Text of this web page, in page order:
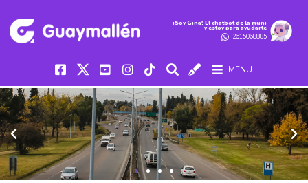
iSoy Gina! El chatbot de la muni
y estoy para ayudarte
2615068885
MENU